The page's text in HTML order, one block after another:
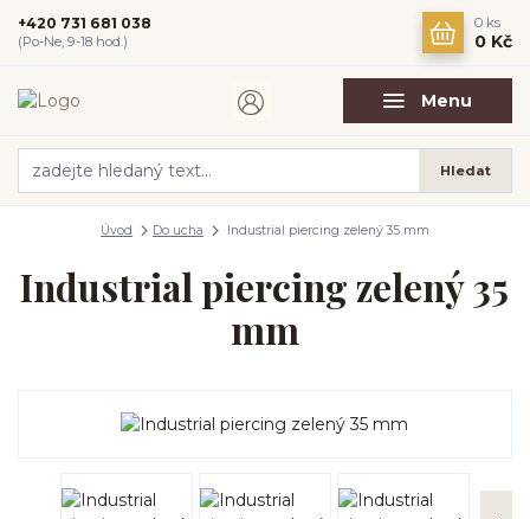
Menu
Hledat
+420 731 681 038
(Po-Ne, 9-18 hod.)
0 ks
0 Kč
Úvod Do ucha Industrial piercing zelený 35 mm
Industrial piercing zelený 35
mm